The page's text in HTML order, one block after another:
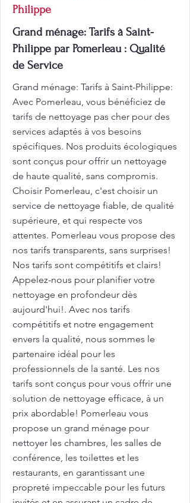
Philippe
Grand ménage: Tarifs à Saint-
Philippe par Pomerleau : Qualité
de Service
Grand ménage: Tarifs à Saint-Philippe:
Avec Pomerleau, vous bénéficiez de
tarifs de nettoyage pas cher pour des
services adaptés à vos besoins
spécifiques. Nos produits écologiques
sont conçus pour offrir un nettoyage
de haute qualité, sans compromis.
Choisir Pomerleau, c'est choisir un
service de nettoyage fiable, de qualité
supérieure, et qui respecte vos
attentes. Pomerleau vous propose des
nos tarifs transparents, sans surprises!
Nos tarifs sont compétitifs et clairs!
Appelez-nous pour planifier votre
nettoyage en profondeur dès
aujourd'hui!. Avec nos tarifs
compétitifs et notre engagement
envers la qualité, nous sommes le
partenaire idéal pour les
professionnels de la santé. Les nos
tarifs sont conçus pour vous offrir une
solution de nettoyage efficace, à un
prix abordable! Pomerleau vous
propose un grand ménage pour
nettoyer les chambres, les salles de
conférence, les toilettes et les
restaurants, en garantissant une
propreté impeccable pour les futurs